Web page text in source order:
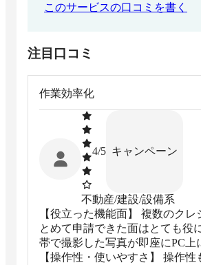
このサービスの口コミを書く
注目口コミ
作業効率化
4/5 キャンペーン
不動産/建設/設備系
【役立った機能面】 複数のク
とめて申請できた面はとても役
帯で撮影した写真が即座にPC上
【操作性・使いやすさ】 操作